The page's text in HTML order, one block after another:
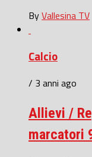
ByVallesina TV
Calcio
/ 3 anni ago
Allievi /
marcatori